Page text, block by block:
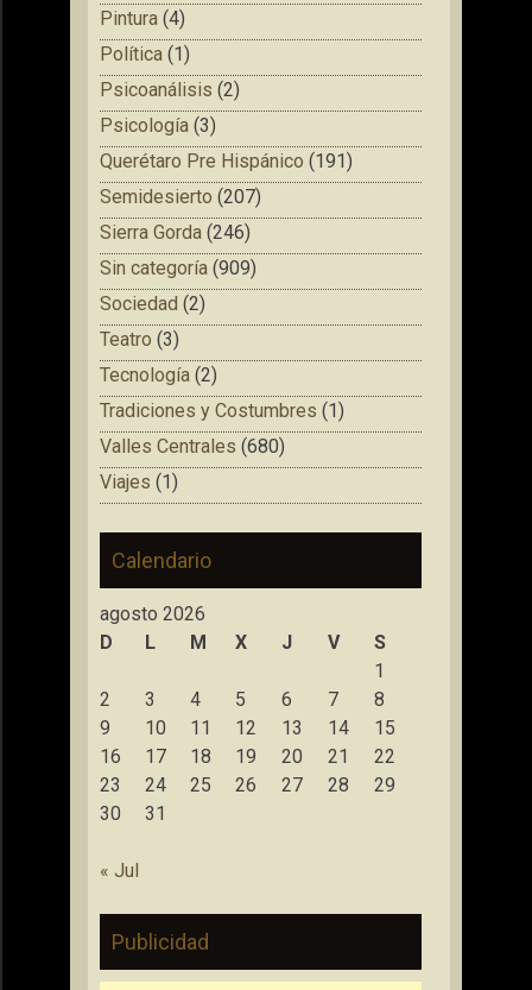
Pintura (4)
Política (1)
Psicoanálisis (2)
Psicología (3)
Querétaro Pre Hispánico (191)
Semidesierto (207)
Sierra Gorda (246)
Sin categoría (909)
Sociedad (2)
Teatro (3)
Tecnología (2)
Tradiciones y Costumbres (1)
Valles Centrales (680)
Viajes (1)
Calendario
agosto 2026
D
L M X J V
S
1
2
3 4 5 6 7
8
9
10 11 12 13 14
15
16
17 18 19 20 21
22
23
24 25 26 27 28
29
30
31
« Jul
Publicidad